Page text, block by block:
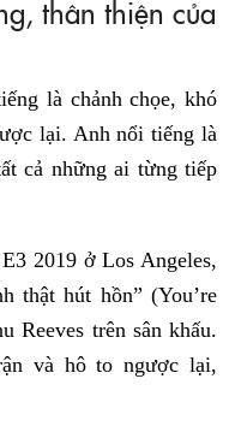
thân thiện của
là chảnh chọe, khó
lại. Anh nổi tiếng là
cả những ai từng tiếp
2019 ở Los Angeles,
thật hút hồn” (You’re
Reeves trên sân khấu.
và hô to ngược lại,